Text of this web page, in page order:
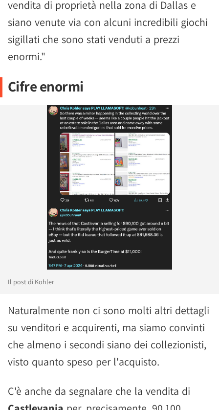
vendita di proprietà nella zona di Dallas e
siano venute via con alcuni incredibili giochi
sigillati che sono stati venduti a prezzi
enormi."
Cifre enormi
Il post di Kohler
Naturalmente non ci sono molti altri dettagli
su venditori e acquirenti, ma siamo convinti
che almeno i secondi siano dei collezionisti,
visto quanto speso per l'acquisto.
C'è anche da segnalare che la vendita di